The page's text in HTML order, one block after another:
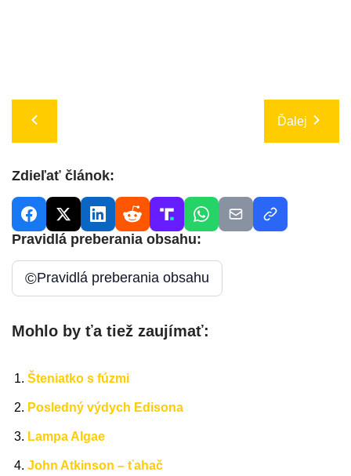
Ďalej
Zdieľať článok:
Pravidlá preberania obsahu:
©Pravidlá preberania obsahu
Mohlo by ťa tiež zaujímať:
Šteniatko s fúzmi
Posledný výdych Edisona
Lampa Algae
John Atkinson – ťahač